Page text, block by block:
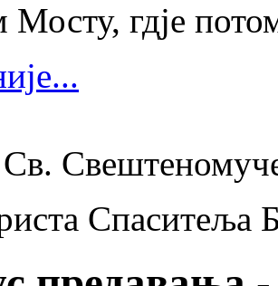
гдје
Спаситеља